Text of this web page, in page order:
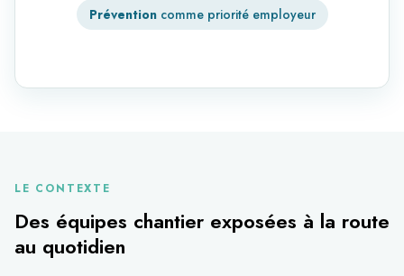
Préventioncomme priorité employeur
LE CONTEXTE
Des équipes chantier exposées à la route
au quotidien